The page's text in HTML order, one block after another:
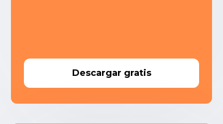
Descargar gratis